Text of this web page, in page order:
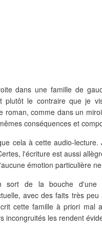
dans une famille de
plutôt le contraire que je
comme dans un
conséquences et
cela à cette audio-
l'écriture est aussi
émotion particulière
sort de la bouche d'une
avec des faits très peu
cette famille à priori mal
incongruités les rendent